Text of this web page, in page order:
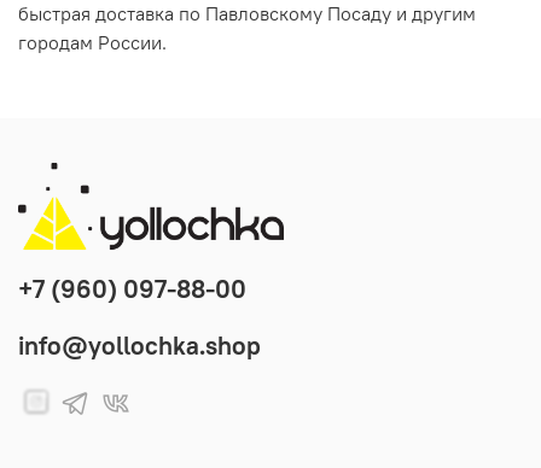
быстрая доставка по Павловскому Посаду и другим
городам России.
+7 (960) 097-88-00
info@yollochka.shop